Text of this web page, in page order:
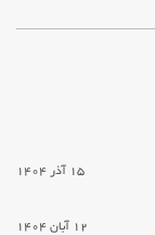
15 آذر 1404
12 آبان 1404